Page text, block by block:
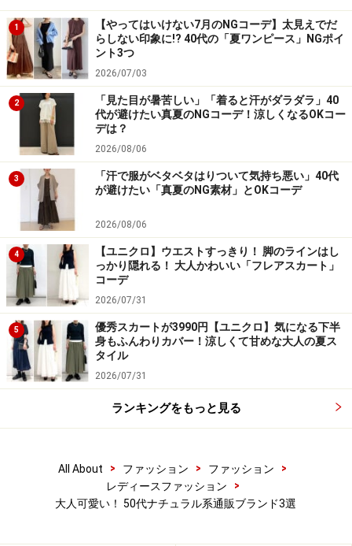
リネンピンタックエプロンワンピース（ブラック） 8532
円（税込）／08Mab（ナチュラン）
薄手でザラッとした肌触りに、程よくハリとコシのある
リネンで仕立てられたエプロンワンピースです。上身頃
に施されたピンタックが贅沢なデザインで、ナチュラル
な素材感ながら女性らしいエレガンス要素もあわせ持っ
ています。ゆったりとした作りに紐ベルト付きなので、
ウエストマークしたりと着こなしの幅が広がります。ネ
ックラインや脇の開きが広いエプロンデザインなので、
ドルマンスリーブブラウスなど、様々なアイテムと合わ
せやすいのも嬉しいポイントです。便利なポケットつき
です。
1
【やってはいけない7月のNGコーデ】太見えでだ
らしない印象に!? 40代の「夏ワンピース」NGポイ
ント3つ
2026/07/03
2
「見た目が暑苦しい」「着ると汗がダラダラ」40
代が避けたい真夏のNGコーデ！涼しくなるOKコー
デは？
2026/08/06
3
「汗で服がベタベタはりついて気持ち悪い」40代
が避けたい「真夏のNG素材」とOKコーデ
2026/08/06
4
【ユニクロ】ウエストすっきり！ 脚のラインはし
っかり隠れる！ 大人かわいい「フレアスカート」
コーデ
2026/07/31
5
優秀スカートが3990円【ユニクロ】気になる下半
身もふんわりカバー！涼しくて甘めな大人の夏ス
タイル
2026/07/31
ランキングをもっと見る
All About > ファッション > ファッション
>
レディースファッション
>
大人可愛い！ 50代ナチュラル系通販ブランド3選